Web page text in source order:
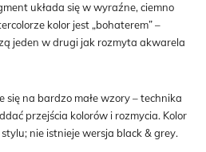
układa się w wyraźne, ciemno
kolor jest „bohaterem” –
jeden w drugi jak rozmyta akwarela
na bardzo małe wzory – technika
przejścia kolorów i rozmycia. Kolor
nie istnieje wersja black & grey.